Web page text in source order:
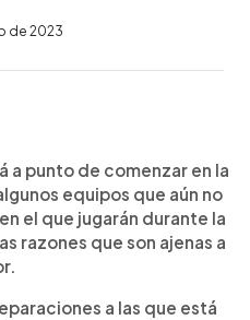
de 2023
a punto de comenzar en la
equipos que aún no
el que jugarán durante la
razones que son ajenas a
a las que está